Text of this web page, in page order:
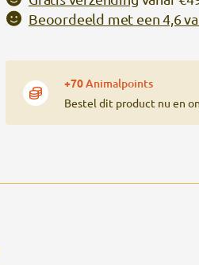
Beoordeeld met een 4,6
+70Animalpoints
Bestel dit product nu en